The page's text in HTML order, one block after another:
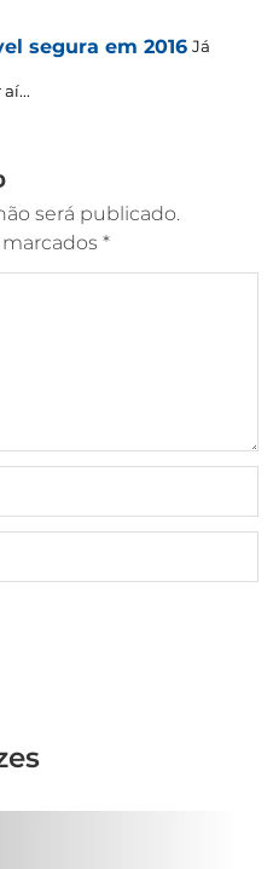
segura em 2016 Já
será publicado.
*